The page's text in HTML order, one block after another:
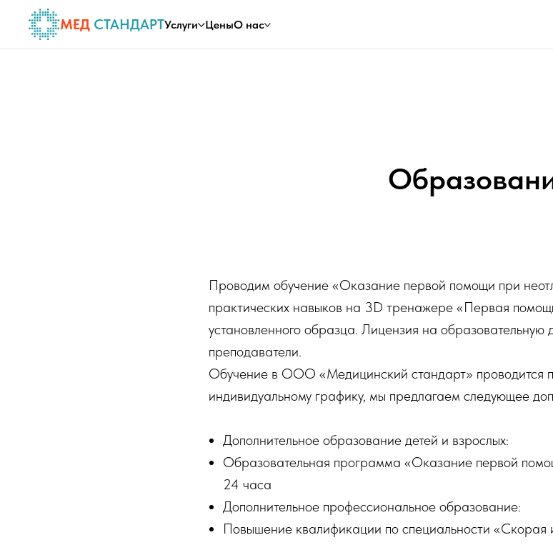
МЕД СТАНДАРТУслуги ЦеныО нас
Проводим обучение «Оказание первой помощи при
практических навыков на 3D тренажере «Первая
установленного образца. Лицензия на образовательную
преподаватели.
Обучение в ООО «Медицинский стандарт» проводится
индивидуальному графику, мы предлагаем следующее
Дополнительное образование детей и взрослых:
Образовательная программа «Оказание первой
24 часа
Дополнительное профессиональное образование:
Повышение квалификации по специальности